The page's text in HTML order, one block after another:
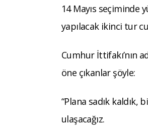
14 Mayıs seçiminde
yapılacak ikinci tur
Cumhur İttifakı’nın
öne çıkanlar şöyle:
“Plana sadık
ulaşacağız.